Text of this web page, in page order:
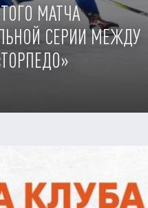
МАТЧА
СЕРИИ МЕЖДУ